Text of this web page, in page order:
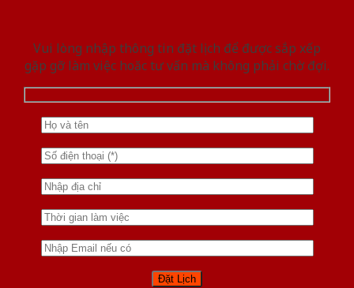
Vui lòng nhập thông tin đặt lịch để được sắp xếp
gặp gỡ làm việc hoăc tư vấn mà không phải chờ đợi.